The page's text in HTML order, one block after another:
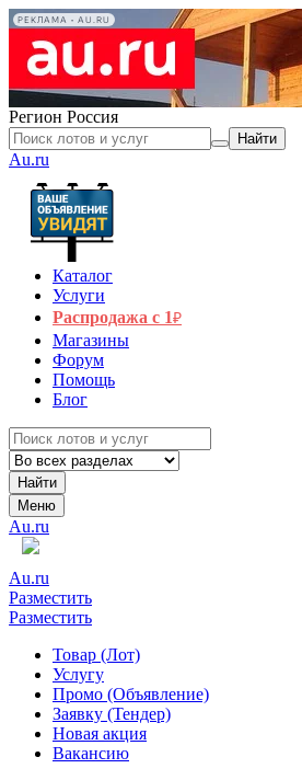
РЕКЛАМА • AU.RU
Регион Россия
Найти
Au.ru
Каталог
Услуги
Распродажа с 1₽
Магазины
Форум
Помощь
Блог
Найти
Меню
Au.ru
Au.ru
Разместить
Разместить
Товар (Лот)
Услугу
Промо (Объявление)
Заявку (Тендер)
Новая акция
Вакансию